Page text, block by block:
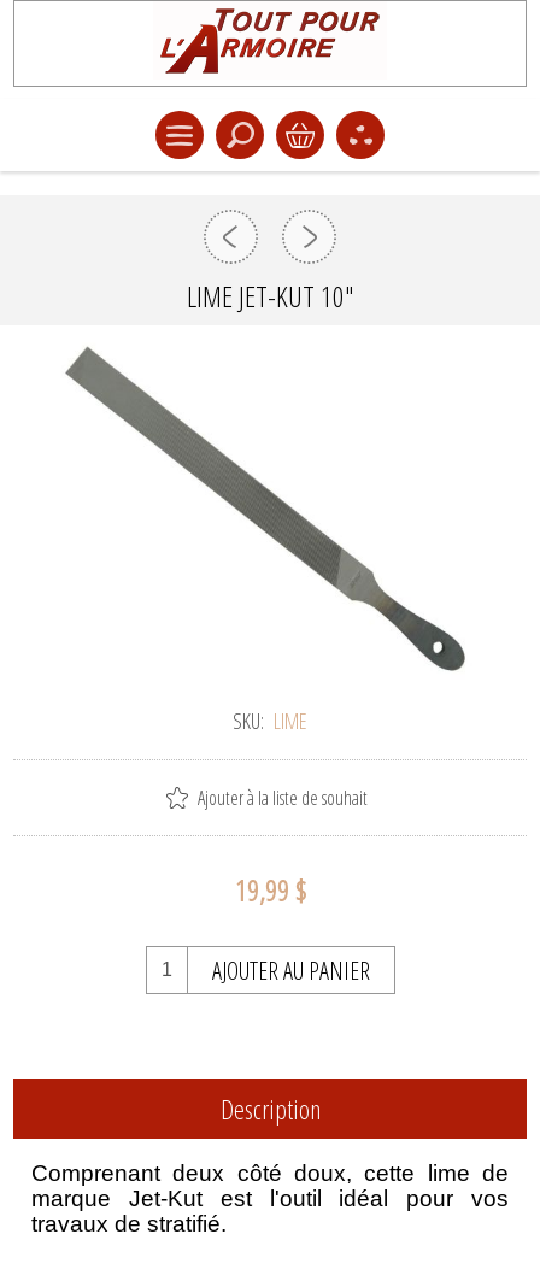
LIME JET-KUT 10"
SKU: LIME
Ajouter à la liste de souhait
19,99 $
AJOUTER AU PANIER
Description
Comprenant deux côté doux, cette lime de
marque Jet-Kut est l'outil idéal pour vos
travaux de stratifié.